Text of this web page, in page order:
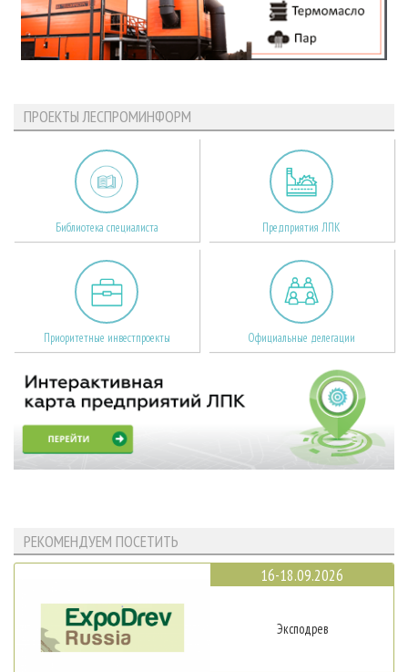
ПРОЕКТЫ ЛЕСПРОМИНФОРМ
Библиотека специалиста Предприятия ЛПК
Приоритетные инвестпроекты Официальные делегации
РЕКОМЕНДУЕМ ПОСЕТИТЬ
16-18.09.2026
Эксподрев